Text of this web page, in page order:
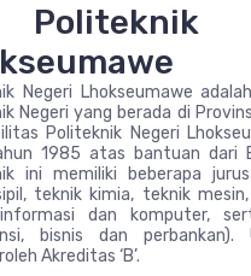
Negeri Lhokseumawe
Negeri yang berada di
Politeknik Negeri
1985 atas bantuan dari
ini memiliki beberapa
teknik kimia, teknik
dan komputer,
bisnis dan perbankan).
Akreditas ‘B’.